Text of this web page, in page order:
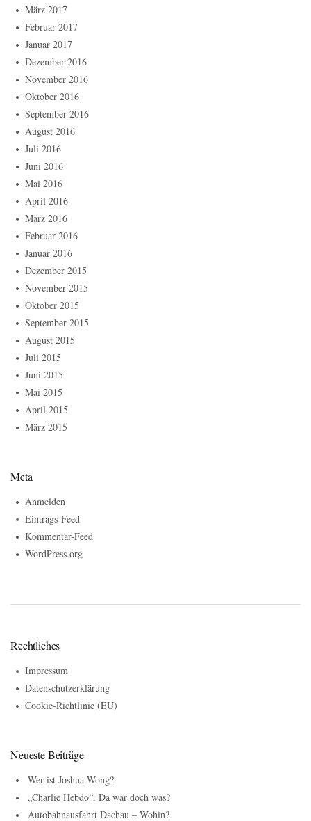
März 2017
Februar 2017
Januar 2017
Dezember 2016
November 2016
Oktober 2016
September 2016
August 2016
Juli 2016
Juni 2016
Mai 2016
April 2016
März 2016
Februar 2016
Januar 2016
Dezember 2015
November 2015
Oktober 2015
September 2015
August 2015
Juli 2015
Juni 2015
Mai 2015
April 2015
März 2015
Meta
Anmelden
Eintrags-Feed
Kommentar-Feed
WordPress.org
Rechtliches
Impressum
Datenschutzerklärung
Cookie-Richtlinie (EU)
Neueste Beiträge
Wer ist Joshua Wong?
„Charlie Hebdo“. Da war doch was?
Autobahnausfahrt Dachau – Wohin?